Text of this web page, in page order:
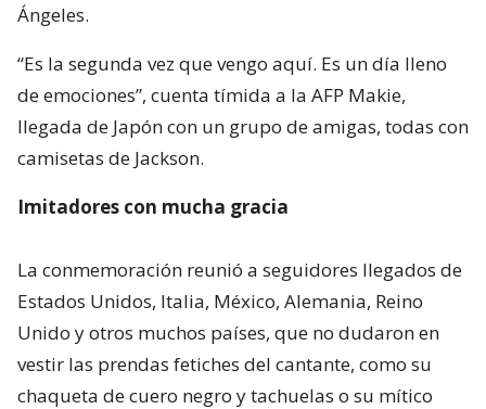
Ángeles.
“Es la segunda vez que vengo aquí. Es un día lleno
de emociones”, cuenta tímida a la AFP Makie,
llegada de Japón con un grupo de amigas, todas con
camisetas de Jackson.
Imitadores con mucha gracia
La conmemoración reunió a seguidores llegados de
Estados Unidos, Italia, México, Alemania, Reino
Unido y otros muchos países, que no dudaron en
vestir las prendas fetiches del cantante, como su
chaqueta de cuero negro y tachuelas o su mítico